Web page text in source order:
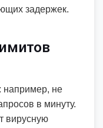
задержек.
например, не
в минуту.
вирусную